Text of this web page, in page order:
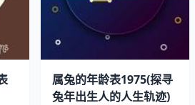
、平静的生活。她们有着敏锐的洞
地把握事物的本质。属兔女也比较
和热闹。
属兔的年龄表1975(探寻
兔年出生人的人生轨迹)